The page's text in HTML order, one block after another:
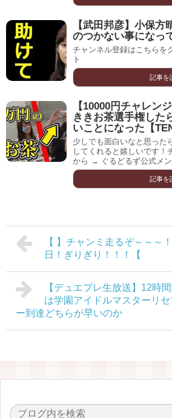
【武田邦彦】小保方
のつかない事になっ
チャンネル登録はこちらを
ト
記事を
【10000円チャレン
ききお茶選手権した
いことになった【
少しでも面白いなと思った
してくれると嬉しいです！
から → ぐるどるず公式メン
記事を
【 】チャンミ走るぞ～～～
日！ぎりぎり！！！【
【デュエプレ生放送】12時
は学園アイドルマスターリ
ー到達どちらが早いのか